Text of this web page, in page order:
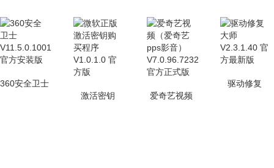
360安全卫士
激活密钥
爱奇艺视频
驱动修复